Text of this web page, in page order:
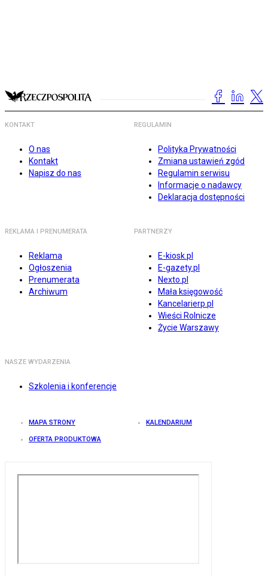
KONTAKT
O nas
Kontakt
Napisz do nas
REGULAMIN
Polityka Prywatności
Zmiana ustawień zgód
Regulamin serwisu
Informacje o nadawcy
Deklaracja dostępności
REKLAMA I PRENUMERATA
Reklama
Ogłoszenia
Prenumerata
Archiwum
PARTNERZY
E-kiosk.pl
E-gazety.pl
Nexto.pl
Mała księgowość
Kancelarierp.pl
Wieści Rolnicze
Życie Warszawy
NASZE WYDARZENIA
Szkolenia i konferencje
MAPA STRONY KALENDARIUM
OFERTA PRODUKTOWA